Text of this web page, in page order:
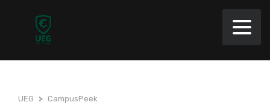
UEG > CampusPeek